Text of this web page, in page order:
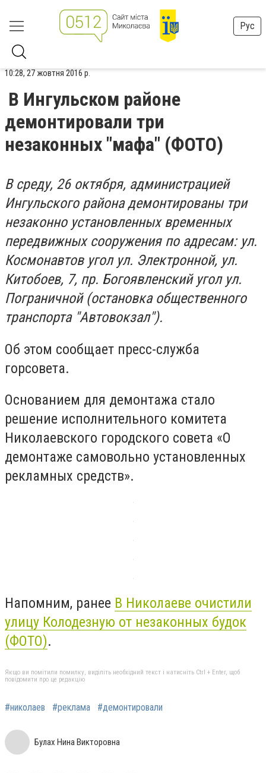
Рус
10:28, 27 жовтня 2016 р.
В Ингульском районе
демонтировали три
незаконных "мафа" (ФОТО)
В среду, 26 октября, администрацией
Ингульского района демонтированы три
незаконно установленных временных
передвижных сооружения по адресам: ул.
Космонавтов угол ул. Электронной, ул.
Китобоев, 7, пр. Богоявленский угол ул.
Пограничной (остановка общественного
транспорта "Автовокзал").
Об этом сообщает пресс-служба
горсовета.
Основанием для демонтажа стало
решение исполнительного комитета
Николаевского городского совета «О
демонтаже самовольно установленных
рекламных средств».
Напомним, ранее В Николаеве очистили
улицу Колодезную от незаконных будок
(ФОТО).
Якщо ви помітили помилку, виділіть необхідний текст і натисніть Ctrl + Enter, щоб
повідомити про це редакцію
#николаев #реклама #демонтировали
Булах Нина Викторовна